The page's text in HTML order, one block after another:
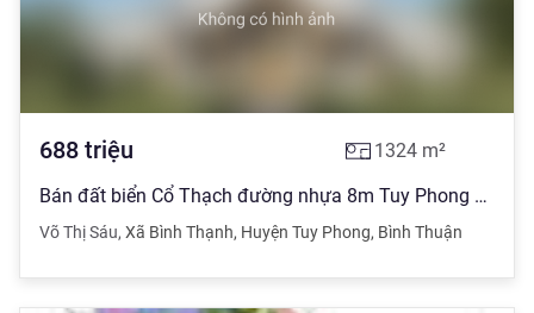
688 triệu 1324 m²
Bán đất biển Cổ Thạch đường nhựa 8m Tuy Phong 688 triệu bao sổ
Võ Thị Sáu, Xã Bình Thạnh, Huyện Tuy Phong, Bình Thuận